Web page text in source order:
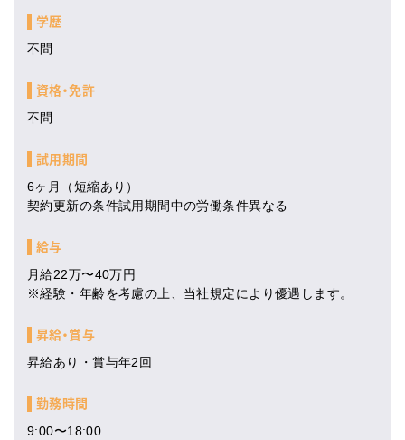
学歴
不問
資格・免許
不問
試用期間
6ヶ月（短縮あり）
契約更新の条件試用期間中の労働条件異なる
給与
月給22万〜40万円
※経験・年齢を考慮の上、当社規定により優遇します。
昇給・賞与
昇給あり・賞与年2回
勤務時間
9:00〜18:00